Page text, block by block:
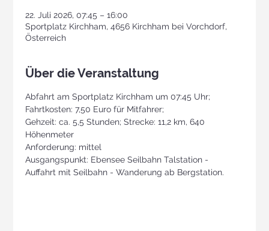
22. Juli 2026, 07:45 – 16:00
Sportplatz Kirchham, 4656 Kirchham bei Vorchdorf,
Österreich
Über die Veranstaltung
Abfahrt am Sportplatz Kirchham um 07:45 Uhr;
Fahrtkosten: 7,50 Euro für Mitfahrer;
Gehzeit: ca. 5,5 Stunden; Strecke: 11,2 km, 640
Höhenmeter
Anforderung: mittel
Ausgangspunkt: Ebensee Seilbahn Talstation -
Auffahrt mit Seilbahn - Wanderung ab Bergstation.